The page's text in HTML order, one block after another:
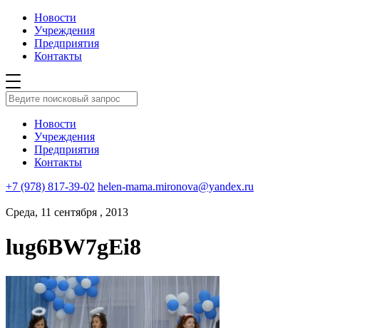
Новости
Учреждения
Предприятия
Контакты
Новости
Учреждения
Предприятия
Контакты
+7 (978) 817-39-02 helen-mama.mironova@yandex.ru
Среда, 11 сентября , 2013
lug6BW7gEi8